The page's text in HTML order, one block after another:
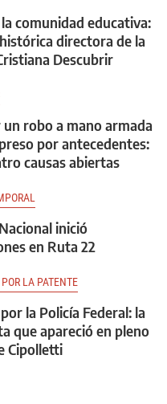
comunidad educativa:
directora de la
Descubrir
un robo a mano armada
por antecedentes:
causas abiertas
inició
en Ruta 22
LA PATENTE
la Policía Federal: la
que apareció en pleno
Cipolletti